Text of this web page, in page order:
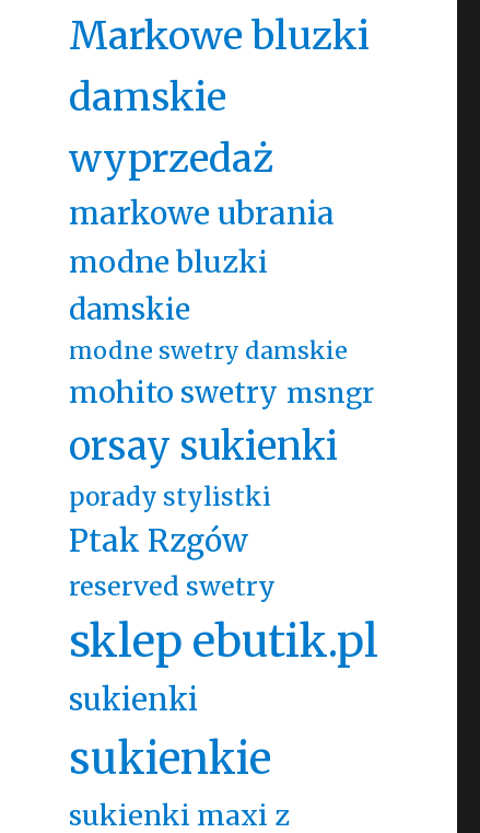
Markowe bluzki
damskie
wyprzedaż
markowe ubrania
modne bluzki
damskie
modne swetry damskie
mohito swetry msngr
orsay sukienki
porady stylistki
Ptak Rzgów
reserved swetry
sklep ebutik.pl
sukienki
sukienkie
sukienki maxi z